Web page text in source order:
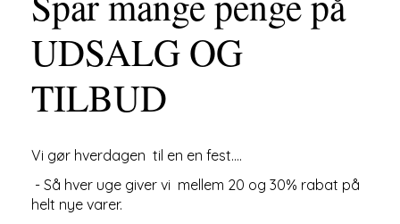
UDSALG OG
TILBUD
Vi gør hverdagen til en en fest....
- Så hver uge giver vi mellem 20 og 30% rabat på
helt nye varer.